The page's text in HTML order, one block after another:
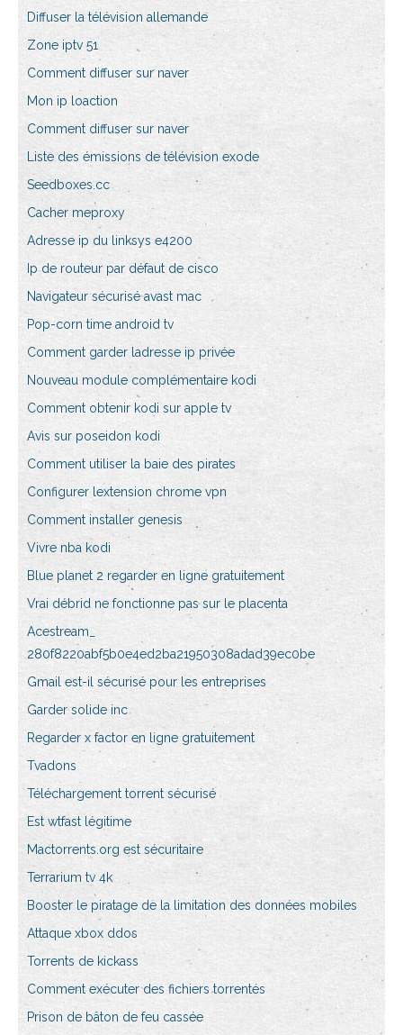
Diffuser la télévision allemande
Zone iptv 51
Comment diffuser sur naver
Mon ip loaction
Comment diffuser sur naver
Liste des émissions de télévision exode
Seedboxes.cc
Cacher meproxy
Adresse ip du linksys e4200
Ip de routeur par défaut de cisco
Navigateur sécurisé avast mac
Pop-corn time android tv
Comment garder ladresse ip privée
Nouveau module complémentaire kodi
Comment obtenir kodi sur apple tv
Avis sur poseidon kodi
Comment utiliser la baie des pirates
Configurer lextension chrome vpn
Comment installer genesis
Vivre nba kodi
Blue planet 2 regarder en ligne gratuitement
Vrai débrid ne fonctionne pas sur le placenta
Acestream_
280f8220abf5b0e4ed2ba21950308adad39ec0be
Gmail est-il sécurisé pour les entreprises
Garder solide inc
Regarder x factor en ligne gratuitement
Tvadons
Téléchargement torrent sécurisé
Est wtfast légitime
Mactorrents.org est sécuritaire
Terrarium tv 4k
Booster le piratage de la limitation des données mobiles
Attaque xbox ddos
Torrents de kickass
Comment exécuter des fichiers torrentés
Prison de bâton de feu cassée